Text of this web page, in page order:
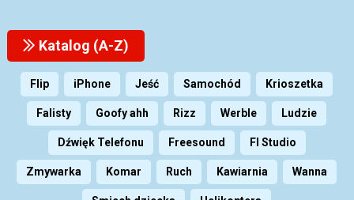
Katalog (A-Z)
Flip iPhone Jeść Samochód Krioszetka
Falisty Goofy ahh Rizz Werble Ludzie
Dźwięk Telefonu Freesound Fl Studio
Zmywarka Komar Ruch Kawiarnia Wanna